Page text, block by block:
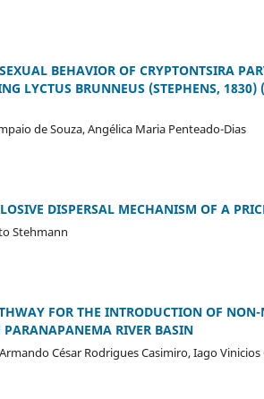
BEHAVIOR OF CRYPTONTSIRA
LYCTUS BRUNNEUS (STEPHENS,
de Souza, Angélica Maria Penteado-Dias
DISPERSAL MECHANISM OF A
Stehmann
FOR THE INTRODUCTION OF NON-
RIVER BASIN
César Rodrigues Casimiro, Iago